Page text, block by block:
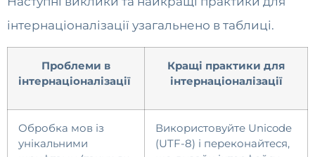
інтернаціоналізації узагальнено в таблиці.
Проблеми в
інтернаціоналізації
Кращі практики для
інтернаціоналізації
Обробка мов із
унікальними
Використовуйте Unicode
(UTF-8) і переконайтеся,